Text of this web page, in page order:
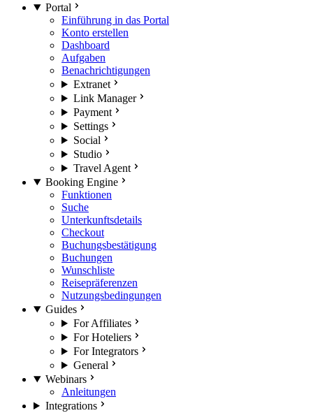
Portal
Einführung in das Portal
Konto erstellen
Dashboard
Aufgaben
Benachrichtigungen
Extranet
Link Manager
Payment
Settings
Social
Studio
Travel Agent
Booking Engine
Funktionen
Suche
Unterkunftsdetails
Checkout
Buchungsbestätigung
Buchungen
Wunschliste
Reisepräferenzen
Nutzungsbedingungen
Guides
For Affiliates
For Hoteliers
For Integrators
General
Webinars
Anleitungen
Integrations